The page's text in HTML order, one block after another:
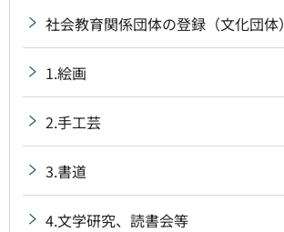
社会教育関係団体の登録（文化団体）
1.絵画
2.手工芸
3.書道
4.文学研究、読書会等